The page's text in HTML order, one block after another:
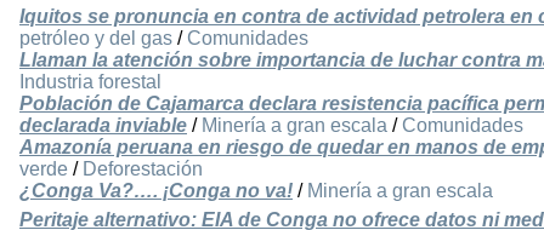
Iquitos se pronuncia en contra de actividad petrolera en
petróleo y del gas / Comunidades
Llaman la atención sobre importancia de luchar contra
Industria forestal
Población de Cajamarca declara resistencia pacífica
declarada inviable / Minería a gran escala / Comunidades
Amazonía peruana en riesgo de quedar en manos de
verde / Deforestación
¿Conga Va?…. ¡Conga no va! / Minería a gran escala
Peritaje alternativo: EIA de Conga no ofrece datos ni